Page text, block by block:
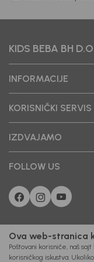
KIDS BEBA BH
INFORMACIJE
KORISNIČKI SERVIS
IZDVAJAMO
FOLLOW US
Ova web-stranica
Poštovani korisniče, naš
korisničkog iskustva.